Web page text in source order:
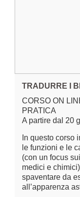
TRADURRE I
CORSO ON
PRATICA
A partire dal 20
In questo corso
le funzioni e le
(con un focus
medici e
spaventare da
all’apparenza